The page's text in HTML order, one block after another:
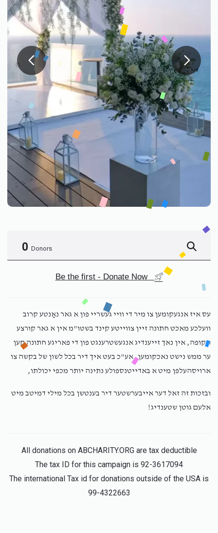
0 Donors
Be the first - Donate Now
עס איז אנגעקומען צו מיר די וויי געשריי פון א גאר נאָנטע קרוב
וועלכע מאכט חתונה זיין צווייטע קינד בשטו"מ אין א גאר קורצע
תקופה, אין נאך זייענדיג אנגעשטרענגט פון די פאריגע חתונה קען
ער ממש נישט נאכקומען, אע"כ בעט איך דיר בכל לשון של בקשה צו
ארויסהעלפן מיט א באדייטנספולע נתינה יותר מכפי יכולתו,
ובזכות זה זאל דער אייבערשטער דיר בענטשן בכל מילי דמיטב מיט
אלעם גוטן שטענדיג!
All donations on ABCHARITY.ORG are tax deductible
The tax ID for this campaign is 92-3617094
The international Tax id for donations outside of the USA is
99-4322663